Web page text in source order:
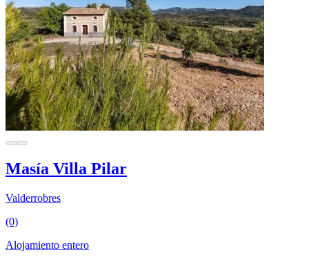
Masía Villa Pilar
Valderrobres
(0)
Alojamiento entero